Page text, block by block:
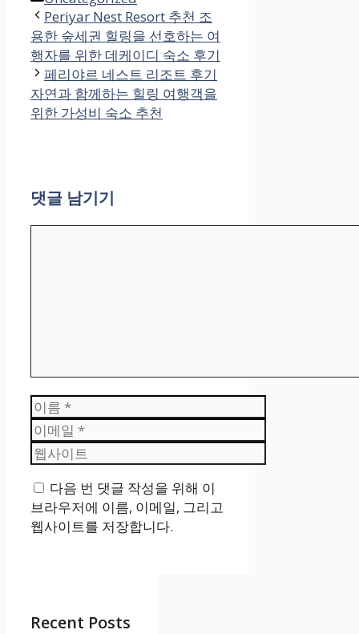
테
고
리
Periyar Nest Resort 추천 조
용한 숲세권 힐링을 선호하는 여
행자를 위한 데케이디 숙소 후기
페리야르 네스트 리조트 후기
자연과 함께하는 힐링 여행객을
위한 가성비 숙소 추천
댓글 남기기
이
름
이
메
일
웹
사
이
트
다음 번 댓글 작성을 위해 이
브라우저에 이름, 이메일, 그리고
웹사이트를 저장합니다.
Recent Posts